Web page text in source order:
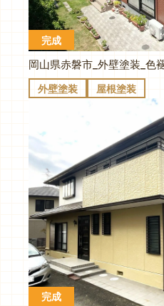
完成
外壁塗装 屋根塗装
完成